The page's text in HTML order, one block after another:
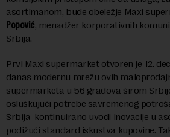
asortimanom, bude obeležje Maxi
Popović, menadžer korporativnih
Srbija.
Prvi Maxi supermarket otvoren je 12.
danas modernu mrežu ovih
supermarketa u 56 gradova širom
osluškujući potrebe savremenog
Srbija kontinuirano uvodi inovacije u
podižući standard iskustva kupovine.